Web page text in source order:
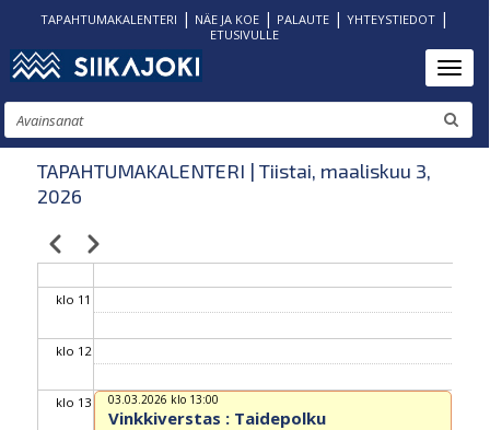
Hyppää
pääsisältöön
TAPAHTUMAKALENTERI | NÄE JA KOE| PALAUTE| YHTEYSTIEDOT|
ETUSIVULLE
Etsi
TAPAHTUMAKALENTERI | Tiistai, maaliskuu 3,
2026
Sivutus
EdellinenSeuraava
klo 08
klo 09
klo 10
klo 11
klo 12
klo 13 03.03.2026 klo 13:00
Vinkkiverstas : Taidepolku